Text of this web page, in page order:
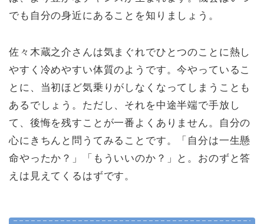
でも自分の身近にあることを知りましょう。
佐々木蔵之介さんは気まぐれでひとつのことに熱し
やすく冷めやすい体質のようです。今やっているこ
とに、当初ほど気乗りがしなくなってしまうことも
あるでしょう。ただし、それを中途半端で手放し
て、後悔を残すことが一番よくありません。自分の
心にきちんと問うてみることです。「自分は一生懸
命やったか？」「もういいのか？」と。おのずと答
えは見えてくるはずです。